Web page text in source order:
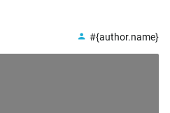
#{author.name}